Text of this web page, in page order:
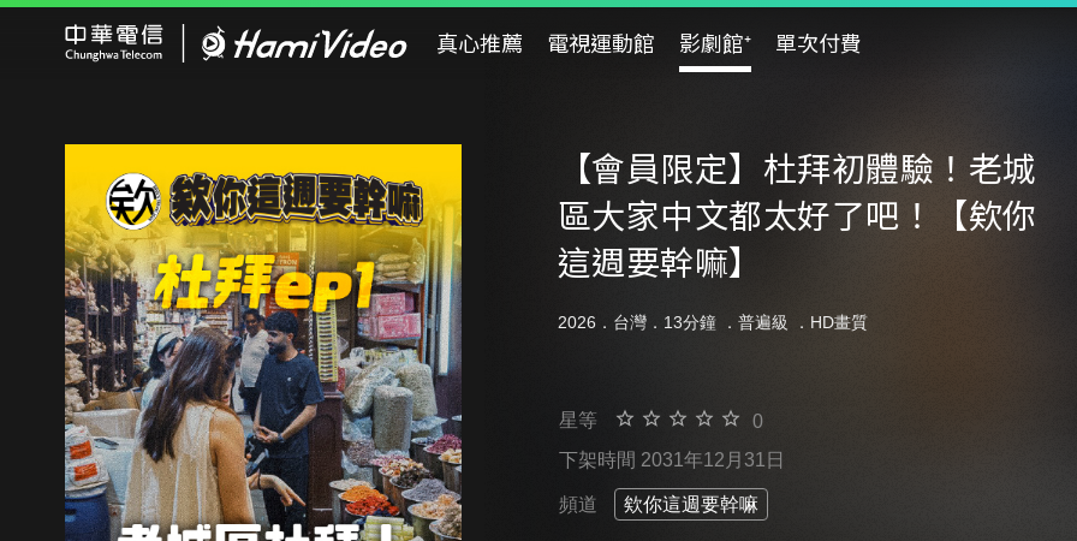
真心推薦 電視運動館 影劇館⁺ 單次付費
【會員限定】杜拜初體驗！老城
區大家中文都太好了吧！【欸你
這週要幹嘛】
2026．台灣．13分鐘 ． 普遍級 ．HD畫質
星等
0
下架時間 2031年12月31日
頻道 欸你這週要幹嘛